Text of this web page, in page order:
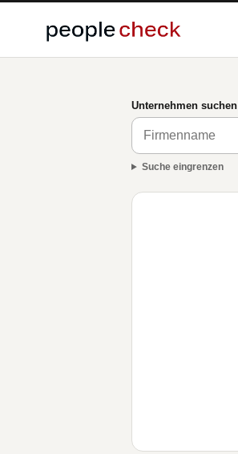
Unternehmen suchen
Suche eingrenzen